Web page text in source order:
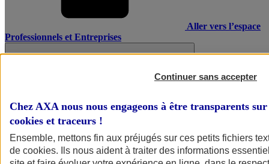
Aller vers l’espace
Professionnels et Entreprises
Continuer sans accepter
Chez AXA nous nous engageons à être transparents
cookies et traceurs !
Ensemble, mettons fin aux préjugés sur ces petits fichiers
de cookies. Ils nous aident à traiter des informations